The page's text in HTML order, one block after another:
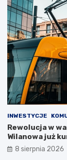
INWESTYCJE
Rewolucja w
Wilanowa już
8 sierpnia 2026